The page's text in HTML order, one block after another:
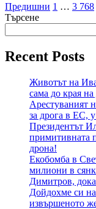
Разделяне
на
на
Предишни 1 … 3 768
Търсене
Recent Posts
Животът на
сама до края
Арестуваният
за дрога в ЕС,
Президентът
примитивната
дрона!
Екобомба в
милиони в
Димитров,
Дойдохме си
извършеното